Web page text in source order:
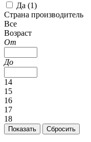
Да (1)
Страна производитель
Все
Возраст
От
До
14
15
16
17
18